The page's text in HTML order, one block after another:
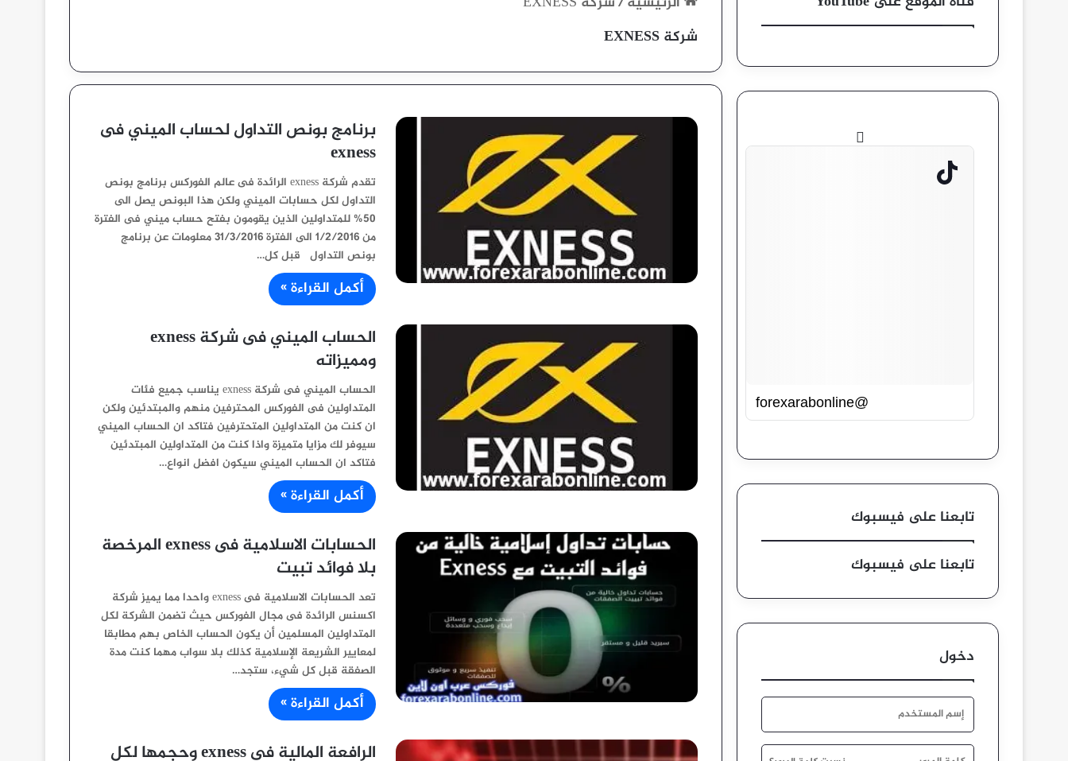
شركة EXNESS
برنامج بونص التداول لحساب الميني فى
exness
تقدم شركة exness الرائدة فى عالم الفوركس برنامج بونص
التداول لكل حسابات الميني ولكن هذا البونص يصل الى
50% للمتداولين الذين يقومون بفتح حساب ميني فى الفترة
من 1/2/2016 الى الفترة 31/3/2016 معلومات عن برنامج
بونص التداول قبل كل…
أكمل القراءة »
الحساب الميني فى شركة exness
ومميزاته
الحساب الميني فى شركة exness يناسب جميع فئات
المتداولين فى الفوركس المحترفين منهم والمبتدئين ولكن
ان كنت من المتداولين المتحترفين فتاكد ان الحساب الميني
سيوفر لك مزايا متميزة واذا كنت من المتداولين المبتدئين
فتاكد ان الحساب الميني سيكون افضل انواع…
أكمل القراءة »
الحسابات الاسلامية فى exness المرخصة
بلا فوائد تبيت
تعد الحسابات الاسلامية فى exness واحدا مما يميز شركة
اكسنس الرائدة فى مجال الفوركس حيث تضمن الشركة لكل
المتداولين المسلمين أن يكون الحساب الخاص بهم مطابقا
لمعايير الشريعة الإسلامية كذلك بلا سواب مهما كنت مدة
الصفقة قبل كل شيء، ستجد…
أكمل القراءة »
الرافعة المالية فى exness وحجمها لكل
@forexarabonline
تابعنا على فيسبوك
تابعنا على فيسبوك
دخول